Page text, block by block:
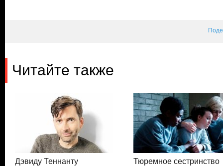
Читайте также
Дэвиду Теннанту
Тюремное сестринство